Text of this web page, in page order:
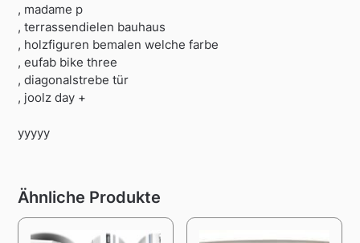
, madame p
, terrassendielen bauhaus
, holzfiguren bemalen welche farbe
, eufab bike three
, diagonalstrebe tür
, joolz day +
yyyyy
Ähnliche Produkte